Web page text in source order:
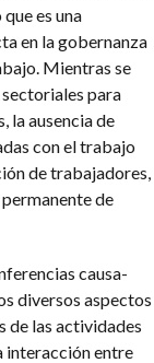
es una
en la gobernanza
Mientras se
para
la ausencia de
con el trabajo
de trabajadores,
de
causa-
diversos aspectos
de las actividades
interacción entre